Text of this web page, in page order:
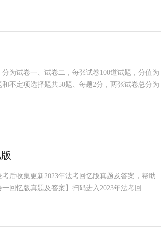
为试卷一、试卷二，每张试卷100道试题，分值为
不定项选择题共50题、每题2分，两张试卷总分为
后收集更新2023年法考回忆版真题及答案，帮助
回忆版真题及答案】扫码进入2023年法考回